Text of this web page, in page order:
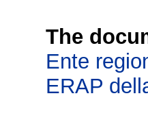
The
Ente
ERAP